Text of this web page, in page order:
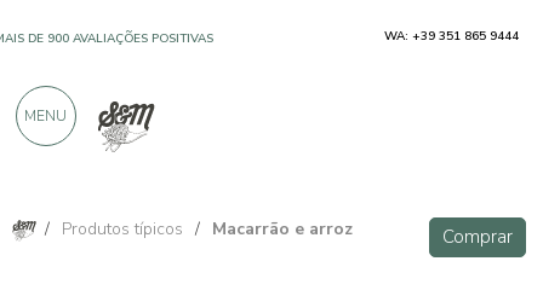
/ Produtos típicos / Macarrão e arroz Comprar
DE 900 AVALIAÇÕES POSITIVAS
WA: +39 351 865 9444
MENU